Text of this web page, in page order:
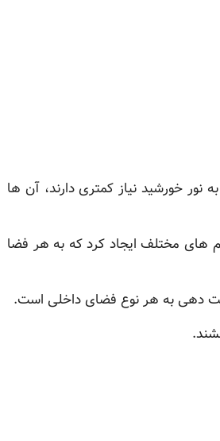
خورشید نیاز کمتری دارند، آن ها
های مختلف ایجاد کرد که به هر فضا
دهی به هر نوع فضای داخلی است.